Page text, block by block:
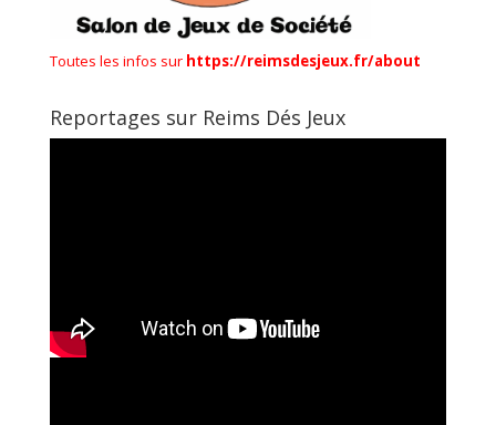
Toutes les infos sur https://reimsdesjeux.fr/about
Reportages sur Reims Dés Jeux